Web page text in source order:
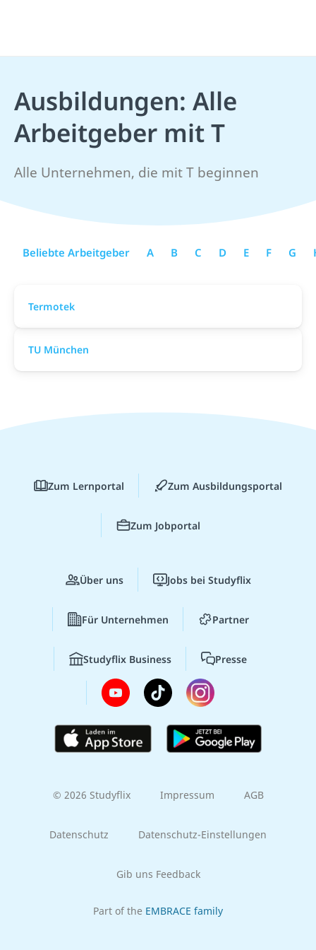
Ausbildungen: Alle
Arbeitgeber mit T
Alle Unternehmen, die mit T beginnen
Beliebte Arbeitgeber A B C D E F G
Termotek
TU München
Zum Lernportal Zum Ausbildungsportal
Zum Jobportal
Über uns Jobs bei Studyflix
Für Unternehmen Partner
Studyflix Business Presse
© 2026 Studyflix Impressum AGB
Datenschutz Datenschutz-Einstellungen
Gib uns Feedback
Part of the EMBRACE family